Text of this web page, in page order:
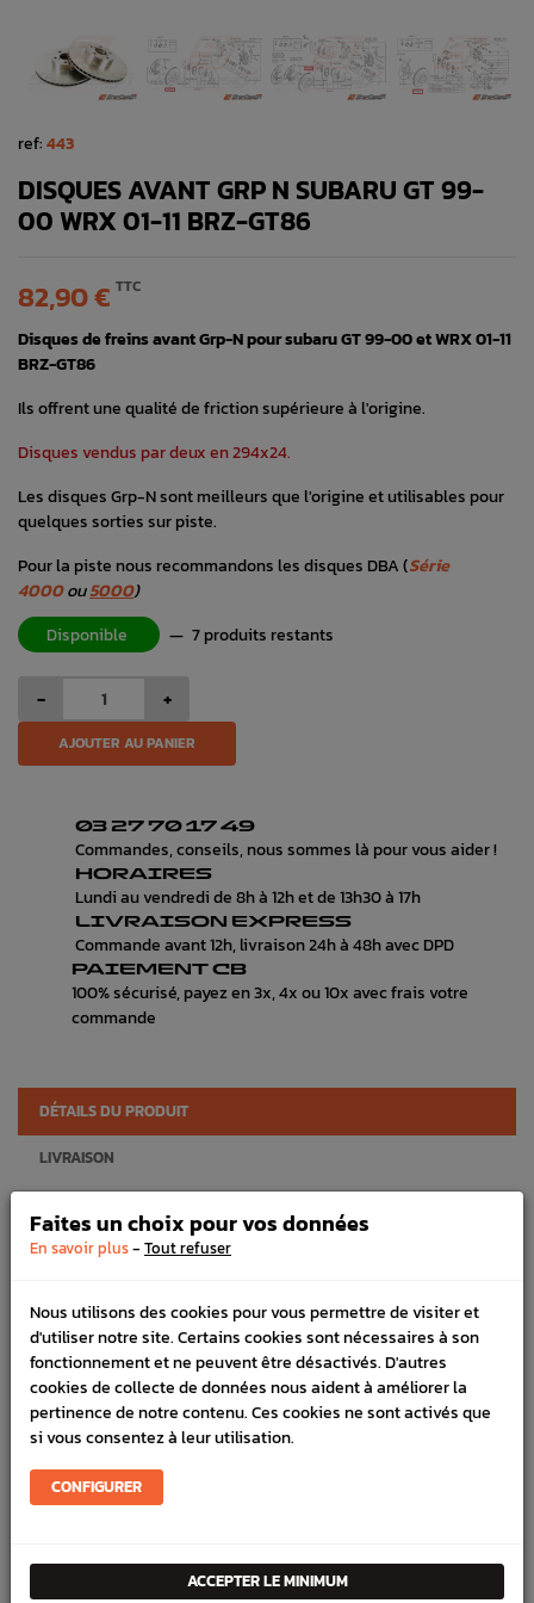
ref:443
DISQUES AVANT GRP N SUBARU GT 99-
00 WRX 01-11 BRZ-GT86
82,90 € TTC
Disques de freins avant Grp-N pour subaru GT 99-00 et WRX 01-11
BRZ-GT86
Ils offrent une qualité de friction supérieure à l'origine.
Disques vendus par deux en 294x24.
Les disques Grp-N sont meilleurs que l'origine et utilisables pour
quelques sorties sur piste.
Pour la piste nous recommandons les disques DBA (Série
4000ou5000)
Disponible
— 7 produits restants
- +
AJOUTER AU PANIER
03 27 70 17 49
Commandes, conseils, nous sommes là pour vous aider !
HORAIRES
Lundi au vendredi de 8h à 12h et de 13h30 à 17h
LIVRAISON EXPRESS
Commande avant 12h, livraison 24h à 48h avec DPD
PAIEMENT CB
100% sécurisé, payez en 3x, 4x ou 10x avec frais votre
commande
DÉTAILS DU PRODUIT
LIVRAISON
SCHÉMA CONSTRUCTEUR
Référence :
En stock :7
FICHE TECHNIQUE
Freinage
Disques avant
FRÉQUEMMENT
Faites un choix pour vos données
En savoir plus- Tout refuser
Nous utilisons des cookies pour vous permettre de visiter et
d'utiliser notre site. Certains cookies sont nécessaires à son
fonctionnement et ne peuvent être désactivés. D'autres
cookies de collecte de données nous aident à améliorer la
pertinence de notre contenu. Ces cookies ne sont activés que
si vous consentez à leur utilisation.
CONFIGURER
ACCEPTER LE MINIMUM